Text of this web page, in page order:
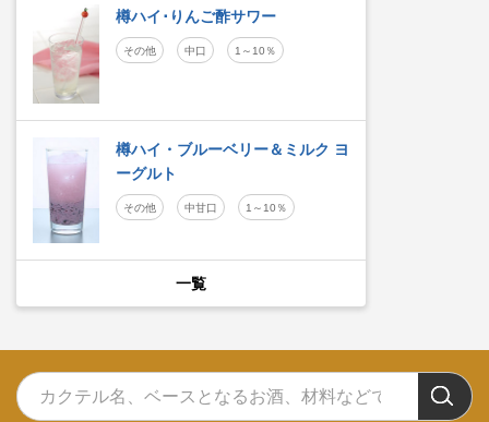
樽ハイ･りんご酢サワー
その他 中口 1～10％
樽ハイ・ブルーベリー＆ミルク ヨ
ーグルト
その他 中甘口 1～10％
一覧